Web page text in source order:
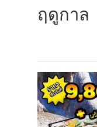
ฤดูกาล